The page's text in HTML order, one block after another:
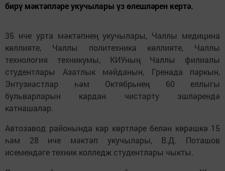
бирү мәктәпләре укучылары үз өлешләрен кертә.
35 нче урта мәктәпнең укучылары, Чаллы медицина
көллияте, Чаллы политехника көллияте, Чаллы
технология техникумы, КИУның Чаллы филиалы
студентлары Азатлык мәйданын, Гренада паркын,
Энтузиастлар һәм Октябрьнең 60 еллыгы
бульварларын кардан чистарту эшләрендә
катнашалар.
Автозавод районында кар көртләре белән көрәшкә 15
һәм 28 нче мәктәп укучылары, В.Д. Поташов
исемендәге техник колледж студентлары чыкты.